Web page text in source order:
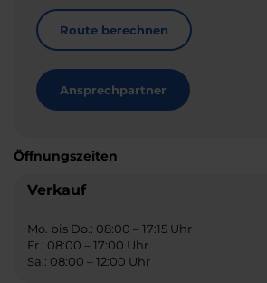
Route berechnen
Ansprechpartner
Öffnungszeiten
Verkauf
Mo. bis Do.: 08:00 – 17:15 Uhr
Fr.: 08:00 – 17:00 Uhr
Sa.: 08:00 – 12:00 Uhr